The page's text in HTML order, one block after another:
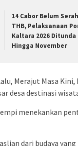
14 Cabor Belum
THB, Pelaksanaan
Kaltara 2026 Ditunda
Hingga November
Merajut Masa Kini,
desa destinasi
menekankan
dari budaya